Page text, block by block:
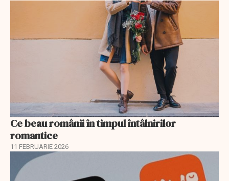
Ce beau românii în timpul întâlnirilor
romantice
11 FEBRUARIE 2026